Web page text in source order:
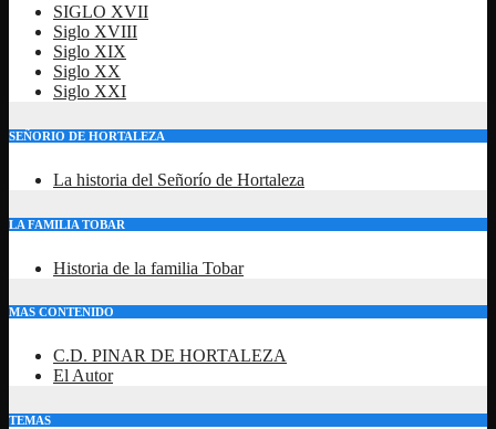
SIGLO XVII
Siglo XVIII
Siglo XIX
Siglo XX
Siglo XXI
SEÑORIO DE HORTALEZA
La historia del Señorío de Hortaleza
LA FAMILIA TOBAR
Historia de la familia Tobar
MAS CONTENIDO
C.D. PINAR DE HORTALEZA
El Autor
TEMAS